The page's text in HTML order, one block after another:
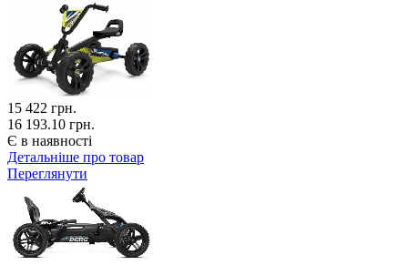
15 422 грн.
16 193.10 грн.
Є в наявності
Детальніше про товар
Переглянути